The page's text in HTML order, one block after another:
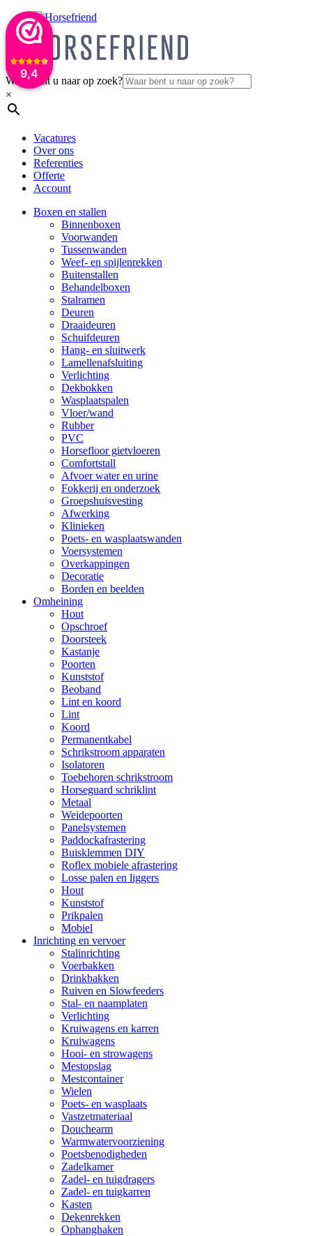
9,4
Waar bent u naar op zoek?
×
Vacatures
Over ons
Referenties
Offerte
Account
Boxen en stallen
Binnenboxen
Voorwanden
Tussenwanden
Weef- en spijlenrekken
Buitenstallen
Behandelboxen
Stalramen
Deuren
Draaideuren
Schuifdeuren
Hang- en sluitwerk
Lamellenafsluiting
Verlichting
Dekbokken
Wasplaatspalen
Vloer/wand
Rubber
PVC
Horsefloor gietvloeren
Comfortstall
Afvoer water en urine
Fokkerij en onderzoek
Groepshuisvesting
Afwerking
Klinieken
Poets- en wasplaatswanden
Voersystemen
Overkappingen
Decoratie
Borden en beelden
Omheining
Hout
Opschroef
Doorsteek
Kastanje
Poorten
Kunststof
Beoband
Lint en koord
Lint
Koord
Permanentkabel
Schrikstroom apparaten
Isolatoren
Toebehoren schrikstroom
Horseguard schriklint
Metaal
Weidepoorten
Panelsystemen
Paddockafrastering
Buisklemmen DIY
Roflex mobiele afrastering
Losse palen en liggers
Hout
Kunststof
Prikpalen
Mobiel
Inrichting en vervoer
Stalinrichting
Voerbakken
Drinkbakken
Ruiven en Slowfeeders
Stal- en naamplaten
Verlichting
Kruiwagens en karren
Kruiwagens
Hooi- en strowagens
Mestopslag
Mestcontainer
Wielen
Poets- en wasplaats
Vastzetmateriaal
Douchearm
Warmwatervoorziening
Poetsbenodigheden
Zadelkamer
Zadel- en tuigdragers
Zadel- en tuigkarren
Kasten
Dekenrekken
Ophanghaken